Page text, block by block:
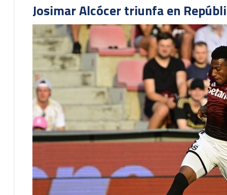
Josimar Alcócer triunfa en